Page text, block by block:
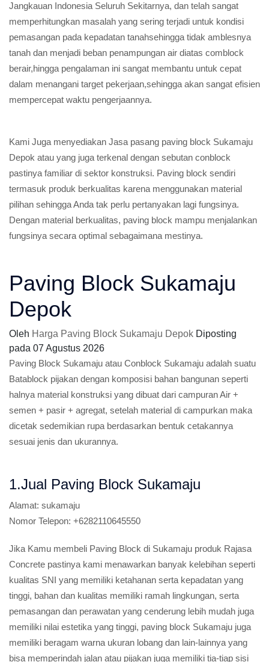
Jangkauan Indonesia Seluruh Sekitarnya, dan telah sangat
memperhitungkan masalah yang sering terjadi untuk kondisi
pemasangan pada kepadatan tanahsehingga tidak amblesnya
tanah dan menjadi beban penampungan air diatas comblock
berair,hingga pengalaman ini sangat membantu untuk cepat
dalam menangani target pekerjaan,sehingga akan sangat efisien
mempercepat waktu pengerjaannya.
Kami Juga menyediakan Jasa pasang paving block Sukamaju
Depok atau yang juga terkenal dengan sebutan conblock
pastinya familiar di sektor konstruksi. Paving block sendiri
termasuk produk berkualitas karena menggunakan material
pilihan sehingga Anda tak perlu pertanyakan lagi fungsinya.
Dengan material berkualitas, paving block mampu menjalankan
fungsinya secara optimal sebagaimana mestinya.
Paving Block Sukamaju
Depok
Oleh Harga Paving Block Sukamaju Depok Diposting
pada 07 Agustus 2026
Paving Block Sukamaju atau Conblock Sukamaju adalah suatu
Batablock pijakan dengan komposisi bahan bangunan seperti
halnya material konstruksi yang dibuat dari campuran Air +
semen + pasir + agregat, setelah material di campurkan maka
dicetak sedemikian rupa berdasarkan bentuk cetakannya
sesuai jenis dan ukurannya.
1.Jual Paving Block Sukamaju
Alamat: sukamaju
Nomor Telepon: +6282110645550
Jika Kamu membeli Paving Block di Sukamaju produk Rajasa
Concrete pastinya kami menawarkan banyak kelebihan seperti
kualitas SNI yang memiliki ketahanan serta kepadatan yang
tinggi, bahan dan kualitas memiliki ramah lingkungan, serta
pemasangan dan perawatan yang cenderung lebih mudah juga
memiliki nilai estetika yang tinggi, paving block Sukamaju juga
memiliki beragam warna ukuran lobang dan lain-lainnya yang
bisa memperindah jalan atau pijakan juga memiliki tia-tiap sisi